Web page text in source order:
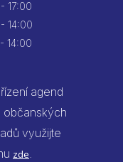
17:00
14:00
14:00
agend
občanských
využijte
zde.